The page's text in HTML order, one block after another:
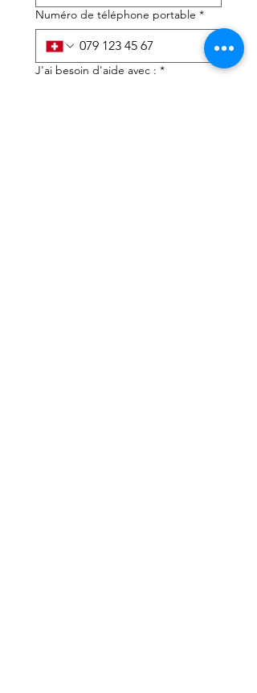
Numéro de téléphone portable *
J'ai besoin d'aide avec : *